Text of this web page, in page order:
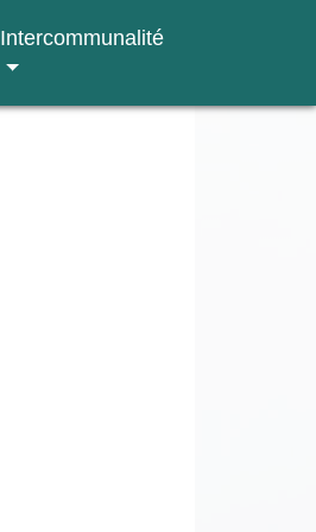
Intercommunalité